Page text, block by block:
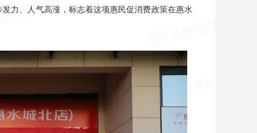
力、人气高涨，标志着这项惠民促消费政策在惠水